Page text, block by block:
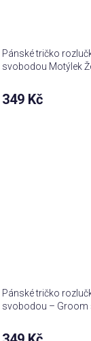
Pánské tričko
svobodou Motýlek
349 Kč
Pánské tričko
svobodou – Groom